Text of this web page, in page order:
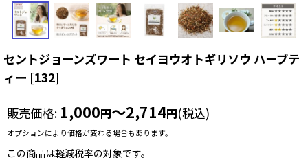
セントジョーンズワート セイヨウオトギリソウ ハーブテ
ィー [132]
販売価格: 1,000円～2,714円(税込)
オプションにより価格が変わる場合もあります。
この商品は軽減税率の対象です。